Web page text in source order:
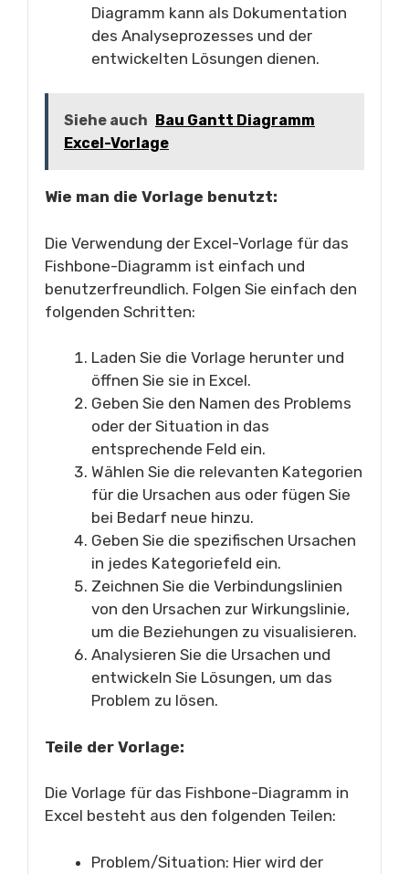
Diagramm kann als Dokumentation
des Analyseprozesses und der
entwickelten Lösungen dienen.
Siehe auch Bau Gantt Diagramm
Excel-Vorlage
Wie man die Vorlage benutzt:
Die Verwendung der Excel-Vorlage für das
Fishbone-Diagramm ist einfach und
benutzerfreundlich. Folgen Sie einfach den
folgenden Schritten:
Laden Sie die Vorlage herunter und
öffnen Sie sie in Excel.
Geben Sie den Namen des Problems
oder der Situation in das
entsprechende Feld ein.
Wählen Sie die relevanten Kategorien
für die Ursachen aus oder fügen Sie
bei Bedarf neue hinzu.
Geben Sie die spezifischen Ursachen
in jedes Kategoriefeld ein.
Zeichnen Sie die Verbindungslinien
von den Ursachen zur Wirkungslinie,
um die Beziehungen zu visualisieren.
Analysieren Sie die Ursachen und
entwickeln Sie Lösungen, um das
Problem zu lösen.
Teile der Vorlage:
Die Vorlage für das Fishbone-Diagramm in
Excel besteht aus den folgenden Teilen:
Problem/Situation: Hier wird der